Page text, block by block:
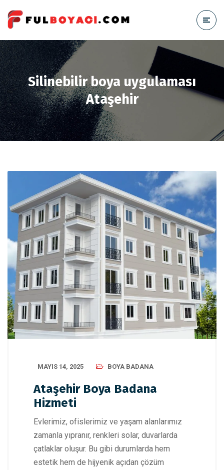
Silinebilir boya uygulaması
Ataşehir
MAYIS 14, 2025 BOYA BADANA
Ataşehir Boya Badana
Hizmeti
Evlerimiz, ofislerimiz ve yaşam alanlarımız
zamanla yıpranır, renkleri solar, duvarlarda
çatlaklar oluşur. Bu gibi durumlarda hem
estetik hem de hijyenik açıdan çözüm